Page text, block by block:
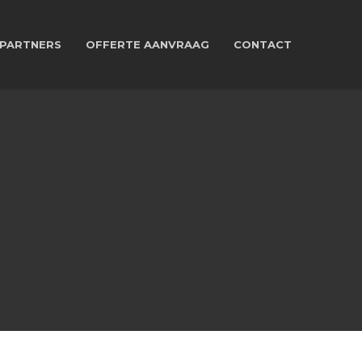
PARTNERS OFFERTE AANVRAAG CONTACT